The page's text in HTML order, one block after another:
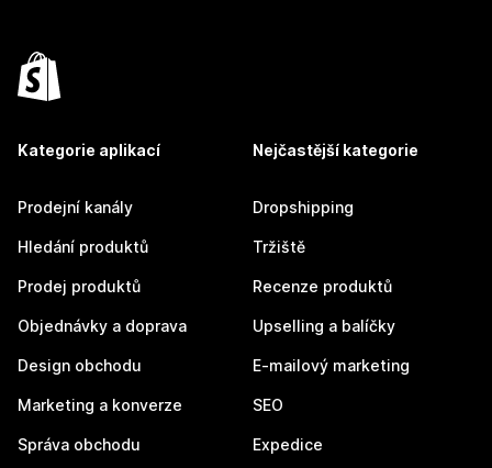
Kategorie aplikací
Prodejní kanály
Hledání produktů
Prodej produktů
Objednávky a doprava
Design obchodu
Marketing a konverze
Správa obchodu
Nejčastější kategorie
Dropshipping
Tržiště
Recenze produktů
Upselling a balíčky
E-mailový marketing
SEO
Expedice